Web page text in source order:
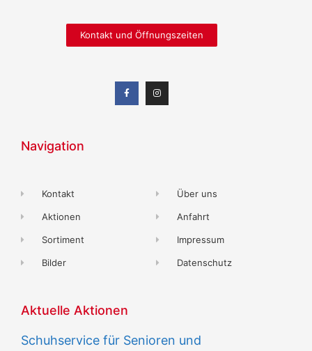
Kontakt und Öffnungszeiten
Navigation
Kontakt
Aktionen
Sortiment
Bilder
Über uns
Anfahrt
Impressum
Datenschutz
Aktuelle Aktionen
Schuhservice für Senioren und